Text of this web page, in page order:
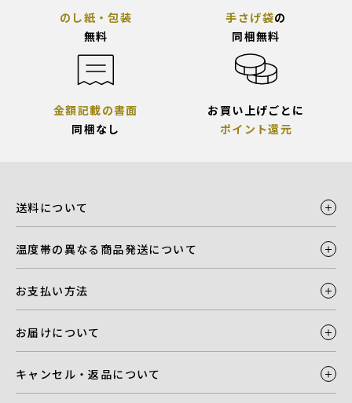
のし紙・包装
無料
手さげ袋の
同梱無料
金額記載の書面
同梱なし
お買い上げごとに
ポイント還元
送料について
温度帯の異なる商品発送について
お支払い方法
お届けについて
キャンセル・返品について